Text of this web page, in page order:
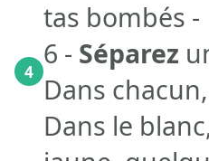
4
tas bombés -
6 - Séparez
Dans
Dans le